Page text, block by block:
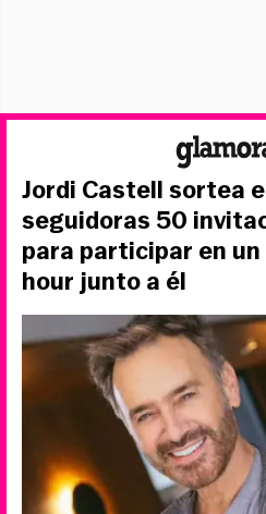
Jordi Castell sortea
seguidoras 50
para participar en
hour junto a él